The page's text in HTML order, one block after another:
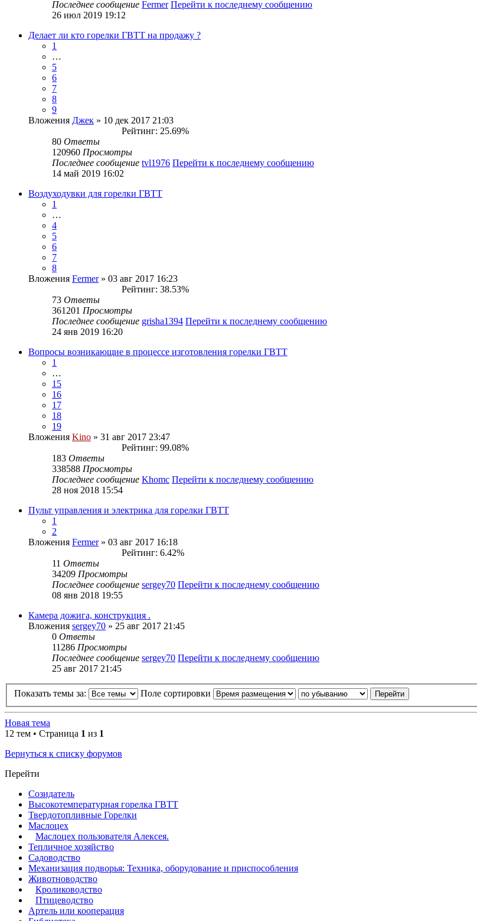
Последнее сообщение Fermer Перейти к последнему сообщению
26 июл 2019 19:12
Делает ли кто горелки ГВТТ на продажу ?
1
…
5
6
7
8
9
Вложения Джек » 10 дек 2017 21:03
Рейтинг: 25.69%
80 Ответы
120960 Просмотры
Последнее сообщение tvl1976 Перейти к последнему сообщению
14 май 2019 16:02
Воздуходувки для горелки ГВТТ
1
…
4
5
6
7
8
Вложения Fermer» 03 авг 2017 16:23
Рейтинг: 38.53%
73 Ответы
361201 Просмотры
Последнее сообщение grisha1394 Перейти к последнему сообщению
24 янв 2019 16:20
Вопросы возникающие в процессе изготовления горелки ГВТТ
1
…
15
16
17
18
19
Вложения Kino » 31 авг 2017 23:47
Рейтинг: 99.08%
183 Ответы
338588 Просмотры
Последнее сообщение Khomc Перейти к последнему сообщению
28 ноя 2018 15:54
Пульт управления и электрика для горелки ГВТТ
1
2
Вложения Fermer» 03 авг 2017 16:18
Рейтинг: 6.42%
11 Ответы
34209 Просмотры
Последнее сообщение sergey70 Перейти к последнему сообщению
08 янв 2018 19:55
Камера дожига, конструкция .
Вложения sergey70 » 25 авг 2017 21:45
0 Ответы
11286 Просмотры
Последнее сообщение sergey70 Перейти к последнему сообщению
25 авг 2017 21:45
Показать темы за: Поле сортировки
Новая тема
12 тем • Страница 1 из 1
Вернуться к списку форумов
Перейти
Созидатель
Высокотемпературная горелка ГВТТ
Твердотопливные Горелки
Маслоцех
Маслоцех пользователя Алексея.
Тепличное хозяйство
Садоводство
Механизация подворья: Техника, оборудование и приспособления
Животноводство
Кролиководство
Птицеводство
Артель или кооперация